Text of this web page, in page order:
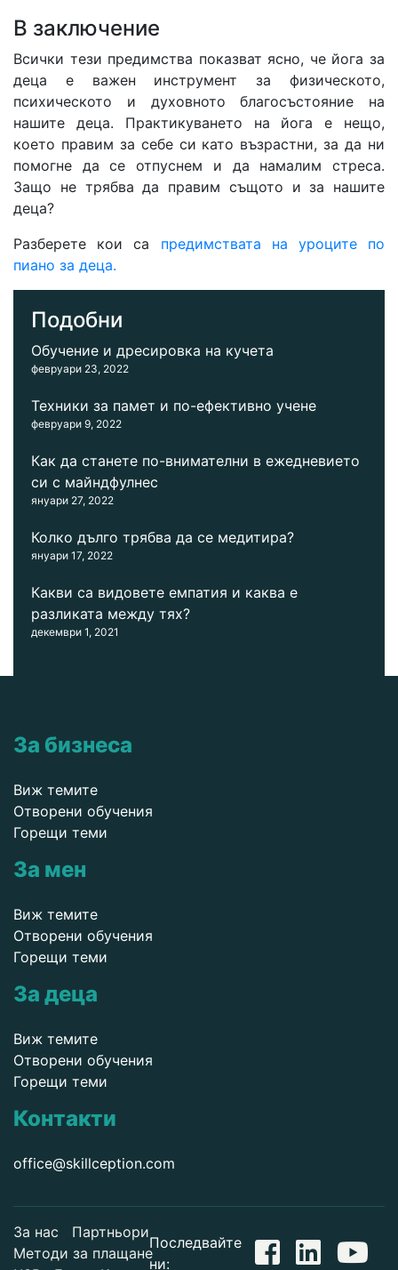
В заключение
Всички тези предимства показват ясно, че йога за
деца е важен инструмент за физическото,
психическото и духовното благосъстояние на
нашите деца. Практикуването на йога е нещо,
което правим за себе си като възрастни, за да ни
помогне да се отпуснем и да намалим стреса.
Защо не трябва да правим същото и за нашите
деца?
Разберете кои са предимствата на уроците по
пиано за деца.
Подобни
Обучение и дресировка на кучета
февруари 23, 2022
Техники за памет и по-ефективно учене
февруари 9, 2022
Как да станете по-внимателни в ежедневието
си с майндфулнес
януари 27, 2022
Колко дълго трябва да се медитира?
януари 17, 2022
Какви са видовете емпатия и каква е
разликата между тях?
декември 1, 2021
За бизнеса
Виж темите
Отворени обучения
Горещи теми
За мен
Виж темите
Отворени обучения
Горещи теми
За деца
Виж темите
Отворени обучения
Горещи теми
Контакти
office@skillception.com
За нас
Партньори
Методи за плащане
Последвайте
ни: